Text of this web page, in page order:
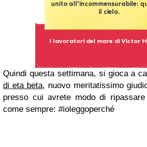
Quindi questa settimana, si gioca a
di eta beta, nuovo meritatissimo
presso cui avrete modo di
come sempre: #ioleggoperché